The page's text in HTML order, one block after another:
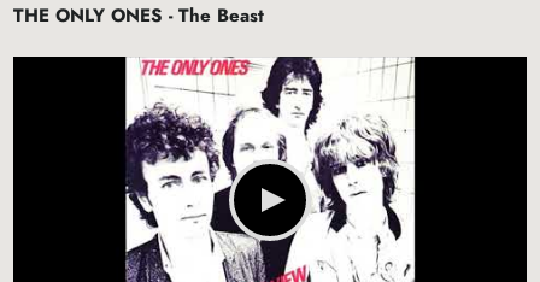
THE ONLY ONES - The Beast